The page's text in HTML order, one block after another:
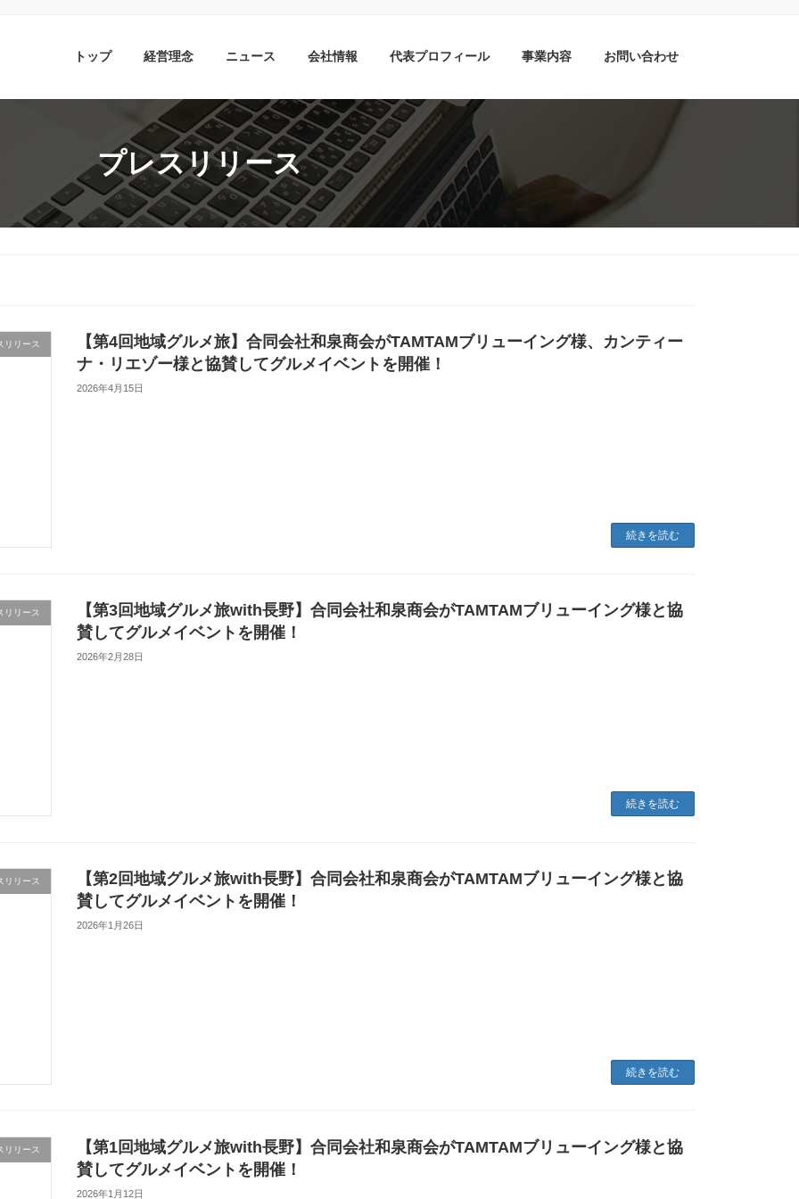
トップ 経営理念 ニュース 会社情報 代表プロフィール 事業内容 お問い合わせ
プレスリリース
リリース
【第4回地域グルメ旅】合同会社和泉商会がTAMTAMブリューイング様、カンティー
ナ・リエゾー様と協賛してグルメイベントを開催！
2026年4月15日
続きを読む
リリース
【第3回地域グルメ旅with長野】合同会社和泉商会がTAMTAMブリューイング様と協
賛してグルメイベントを開催！
2026年2月28日
続きを読む
リリース
【第2回地域グルメ旅with長野】合同会社和泉商会がTAMTAMブリューイング様と協
賛してグルメイベントを開催！
2026年1月26日
続きを読む
リリース
【第1回地域グルメ旅with長野】合同会社和泉商会がTAMTAMブリューイング様と協
賛してグルメイベントを開催！
2026年1月12日